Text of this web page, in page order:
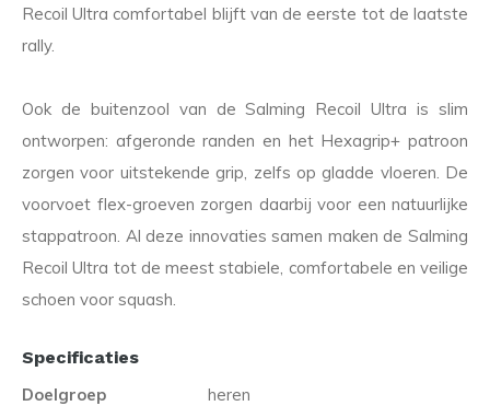
Recoil Ultra comfortabel blijft van de eerste tot de laatste
rally.
Ook de buitenzool van de Salming Recoil Ultra is slim
ontworpen: afgeronde randen en het Hexagrip+ patroon
zorgen voor uitstekende grip, zelfs op gladde vloeren. De
voorvoet flex-groeven zorgen daarbij voor een natuurlijke
stappatroon. Al deze innovaties samen maken de Salming
Recoil Ultra tot de meest stabiele, comfortabele en veilige
schoen voor squash.
Specificaties
Doelgroep
heren